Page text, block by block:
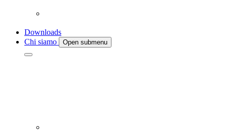
Downloads
Chi siamo
Open submenu